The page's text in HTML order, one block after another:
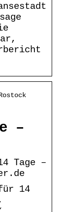
–
Tage –
14